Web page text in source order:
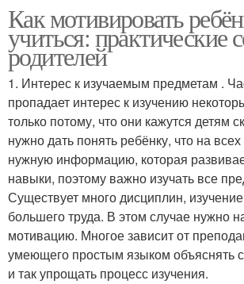
Как мотивировать
учиться: практические
родителей
1. Интерес к изучаемым предметам .
пропадает интерес к изучению
только потому, что они кажутся детям
нужно дать понять ребёнку, что на
нужную информацию, которая
навыки, поэтому важно изучать все
Существует много дисциплин,
большего труда. В этом случае нужно
мотивацию. Многое зависит от
умеющего простым языком объяснять
и так упрощать процесс изучения.